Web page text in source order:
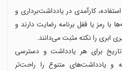
کارآمدی در یادداشت‌برداری و
با رمز یا قفل برنامه رضایت دارند و
ابری را نکته مثبت می‌دانند.
تاریخ برای هر یادداشت و دسترسی
و یادداشت‌های متنوع را راحت‌تر